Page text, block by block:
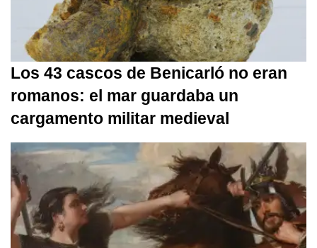
Los 43 cascos de Benicarló no eran
romanos: el mar guardaba un
cargamento militar medieval